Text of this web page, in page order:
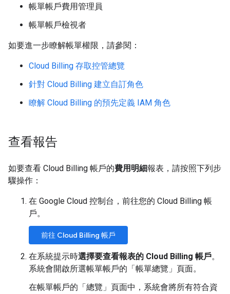
帳單帳戶費用管理員
帳單帳戶檢視者
如要進一步瞭解帳單權限，請參閱：
Cloud Billing 存取控管總覽
針對 Cloud Billing 建立自訂角色
瞭解 Cloud Billing 的預先定義 IAM 角色
查看報告
如要查看 Cloud Billing 帳戶的費用明細報表，請按照下列步
驟操作：
在 Google Cloud 控制台，前往您的 Cloud Billing 帳
戶。
前往 Cloud Billing 帳戶
在系統提示時選擇要查看報表的 Cloud Billing 帳戶。
系統會開啟所選帳單帳戶的「帳單總覽」 頁面。
在帳單帳戶的「總覽」 頁面中，系統會將所有符合資